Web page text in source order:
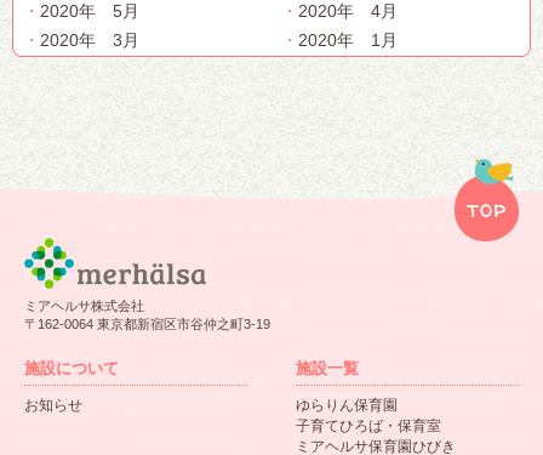
2020年 5月
2020年 4月
2020年 3月
2020年 1月
ミアヘルサ株式会社
〒162-0064 東京都新宿区市谷仲之町3-19
施設について
お知らせ
施設一覧
ゆらりん保育園
子育てひろば・保育室
ミアヘルサ保育園ひびき